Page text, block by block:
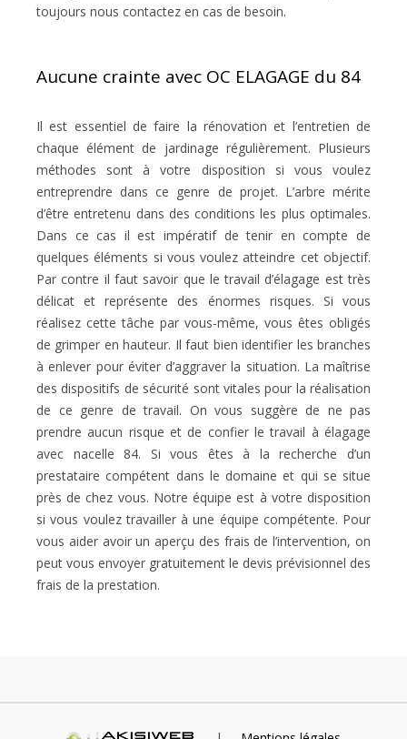
toujours nous contactez en cas de besoin.
Aucune crainte avec OC ELAGAGE du 84
Il est essentiel de faire la rénovation et l’entretien de
chaque élément de jardinage régulièrement. Plusieurs
méthodes sont à votre disposition si vous voulez
entreprendre dans ce genre de projet. L’arbre mérite
d’être entretenu dans des conditions les plus optimales.
Dans ce cas il est impératif de tenir en compte de
quelques éléments si vous voulez atteindre cet objectif.
Par contre il faut savoir que le travail d’élagage est très
délicat et représente des énormes risques. Si vous
réalisez cette tâche par vous-même, vous êtes obligés
de grimper en hauteur. Il faut bien identifier les branches
à enlever pour éviter d’aggraver la situation. La maîtrise
des dispositifs de sécurité sont vitales pour la réalisation
de ce genre de travail. On vous suggère de ne pas
prendre aucun risque et de confier le travail à élagage
avec nacelle 84. Si vous êtes à la recherche d’un
prestataire compétent dans le domaine et qui se situe
près de chez vous. Notre équipe est à votre disposition
si vous voulez travailler à une équipe compétente. Pour
vous aider avoir un aperçu des frais de l’intervention, on
peut vous envoyer gratuitement le devis prévisionnel des
frais de la prestation.